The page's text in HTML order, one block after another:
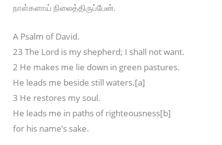
நாள்களாய் நிலைத்திருப்பேன்.
A Psalm of David.
23 The Lord is my shepherd; I shall not want.
2 He makes me lie down in green pastures.
He leads me beside still waters.[a]
3 He restores my soul.
He leads me in paths of righteousness[b]
for his name’s sake.